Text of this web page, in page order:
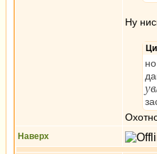
Ну
Наверх